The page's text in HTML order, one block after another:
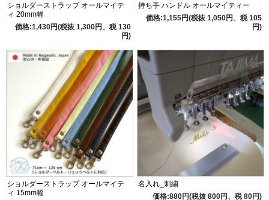
ショルダーストラップ オールマイテ
ィ 20mm幅
価格:1,430円(税抜 1,300円、税 130
円)
持ち手 ハンドル オールマイティー
価格:1,155円(税抜 1,050円、税 105
円)
ショルダーストラップ オールマイテ
ィ 15mm幅
名入れ_刺繍
価格:880円(税抜 800円、税 80円)